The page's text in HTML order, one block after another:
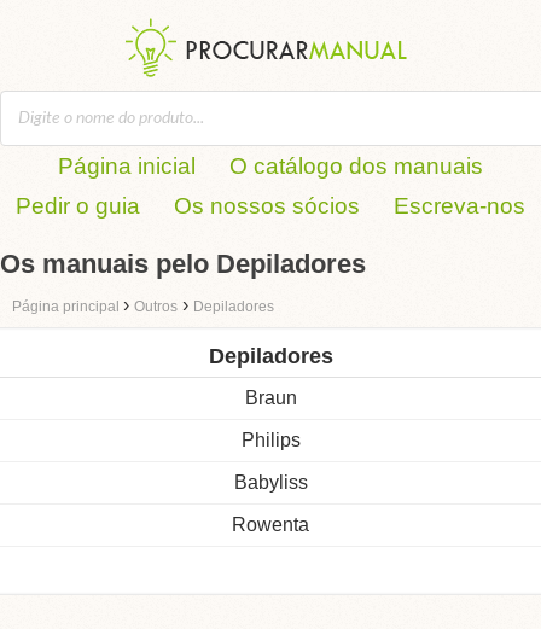
Página inicial
O catálogo dos manuais
Pedir o guia
Os nossos sócios Escreva-nos
Os manuais pelo Depiladores
Página principal › Outros › Depiladores
Depiladores
Braun
Philips
Babyliss
Rowenta